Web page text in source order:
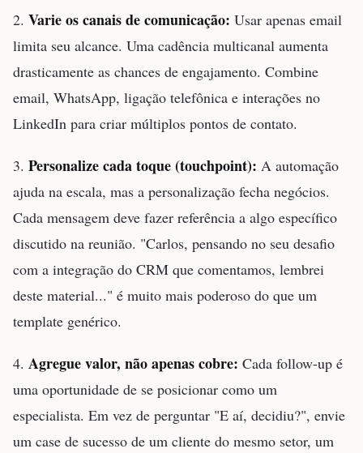
2. Varie os canais de comunicação: Usar apenas email
limita seu alcance. Uma cadência multicanal aumenta
drasticamente as chances de engajamento. Combine
email, WhatsApp, ligação telefônica e interações no
LinkedIn para criar múltiplos pontos de contato.
3. Personalize cada toque (touchpoint): A automação
ajuda na escala, mas a personalização fecha negócios.
Cada mensagem deve fazer referência a algo específico
discutido na reunião. "Carlos, pensando no seu desafio
com a integração do CRM que comentamos, lembrei
deste material..." é muito mais poderoso do que um
template genérico.
4. Agregue valor, não apenas cobre: Cada follow-up é
uma oportunidade de se posicionar como um
especialista. Em vez de perguntar "E aí, decidiu?", envie
um case de sucesso de um cliente do mesmo setor, um